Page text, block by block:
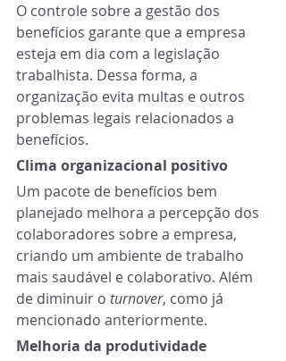
O controle sobre a gestão dos
benefícios garante que a empresa
esteja em dia com a legislação
trabalhista. Dessa forma, a
organização evita multas e outros
problemas legais relacionados a
benefícios.
Clima organizacional positivo
Um pacote de benefícios bem
planejado melhora a percepção dos
colaboradores sobre a empresa,
criando um ambiente de trabalho
mais saudável e colaborativo. Além
de diminuir o turnover, como já
mencionado anteriormente.
Melhoria da produtividade